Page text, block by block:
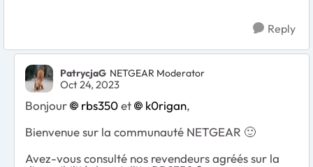
Reply
PatrycjaG NETGEAR Moderator
Oct 24, 2023
Bonjour rbs350et k0rigan,
Bienvenue sur la communauté NETGEAR 🙂
Avez-vous consulté nos revendeurs agréés sur la